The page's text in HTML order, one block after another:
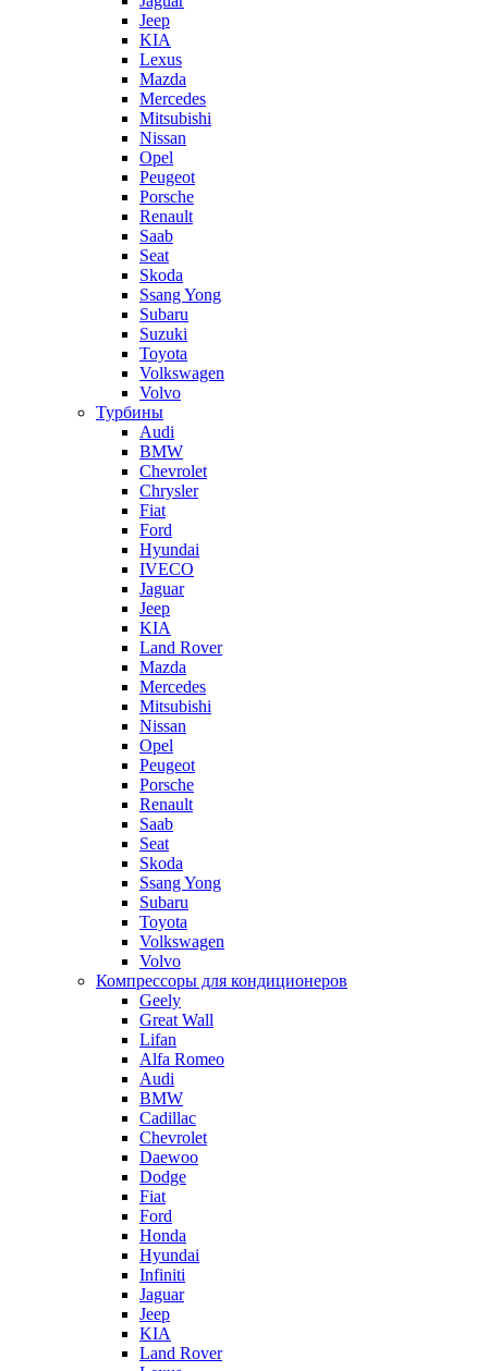
Jeep
KIA
Lexus
Mazda
Mercedes
Mitsubishi
Nissan
Opel
Peugeot
Porsche
Renault
Saab
Seat
Skoda
Ssang Yong
Subaru
Suzuki
Toyota
Volkswagen
Volvo
Турбины
Audi
BMW
Chevrolet
Chrysler
Fiat
Ford
Hyundai
IVECO
Jaguar
Jeep
KIA
Land Rover
Mazda
Mercedes
Mitsubishi
Nissan
Opel
Peugeot
Porsche
Renault
Saab
Seat
Skoda
Ssang Yong
Subaru
Toyota
Volkswagen
Volvo
Компрессоры для кондиционеров
Geely
Great Wall
Lifan
Alfa Romeo
Audi
BMW
Cadillac
Chevrolet
Daewoo
Dodge
Fiat
Ford
Honda
Hyundai
Infiniti
Jaguar
Jeep
KIA
Land Rover